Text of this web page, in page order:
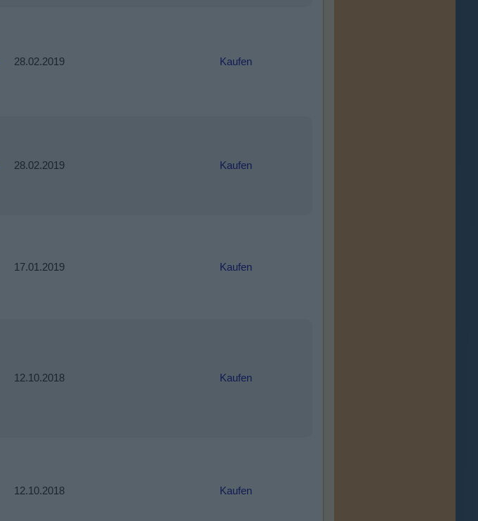
28.02.2019 Kaufen
28.02.2019 Kaufen
17.01.2019 Kaufen
12.10.2018 Kaufen
12.10.2018 Kaufen